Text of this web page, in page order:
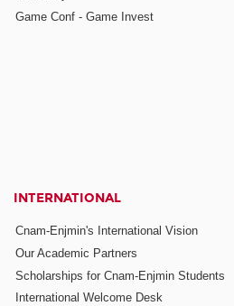
Game Conf - Game Invest
INTERNATIONAL
Cnam-Enjmin's International Vision
Our Academic Partners
Scholarships for Cnam-Enjmin Students
International Welcome Desk